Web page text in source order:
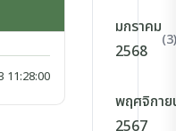
11:28:00
มกราคม
2568
(3)
พฤศจิกาย
2567